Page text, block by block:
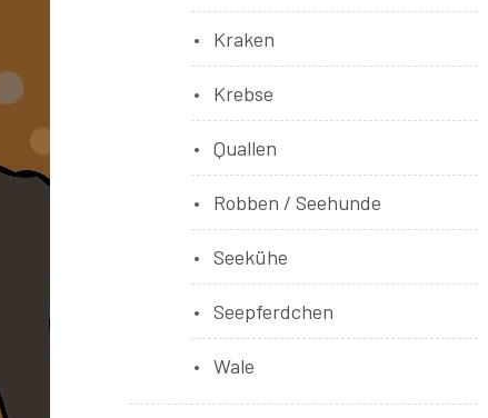
Kraken
Krebse
Quallen
Robben / Seehunde
Seekühe
Seepferdchen
Wale